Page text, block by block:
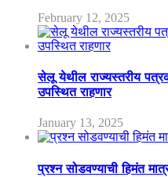
February 12, 2025
सेलू येथील राज्यस्तरीय
उपस्थित राहणार
January 13, 2025
प्रश्न सोडवण्याची हिमंत